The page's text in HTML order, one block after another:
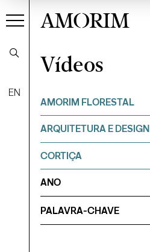
EN
AMORIM
VídeosFiltrar
Vídeos
AMORIM FLORESTAL
ARQUITETURA E DESIGN
CORTIÇA
ANO